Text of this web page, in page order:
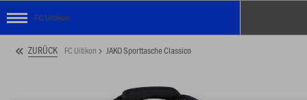
FC Uitikon
ZURÜCK FC Uitikon JAKO Sporttasche Classico